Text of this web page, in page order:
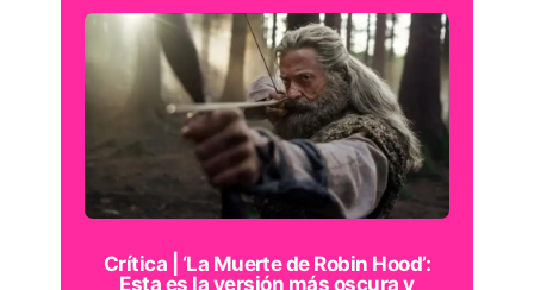
Crítica | ‘La Muerte de Robin Hood’:
Esta es la versión más oscura y